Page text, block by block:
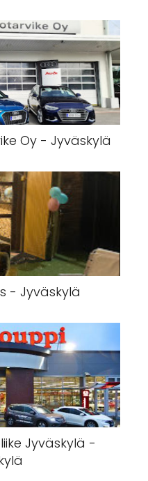
Oy - Jyväskylä
- Jyväskylä
Jyväskylä -